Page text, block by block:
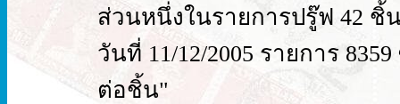
ส่วนหนึ่งในรายการปรู๊ฟ 42 ชิ้
วันที่ 11/12/2005 รายการ
ต่อชิ้น"